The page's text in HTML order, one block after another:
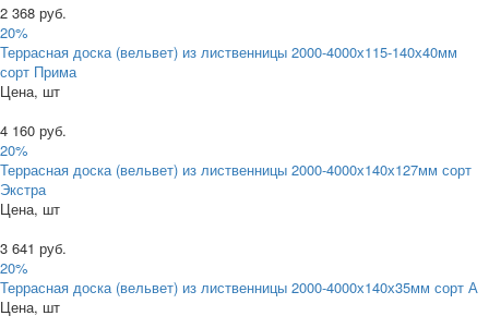
2 368 руб.
20%
Террасная доска (вельвет) из лиственницы 2000-4000х115-140х40мм
сорт Прима
Цена, шт
4 160 руб.
20%
Террасная доска (вельвет) из лиственницы 2000-4000х140х127мм сорт
Экстра
Цена, шт
3 641 руб.
20%
Террасная доска (вельвет) из лиственницы 2000-4000х140х35мм сорт А
Цена, шт